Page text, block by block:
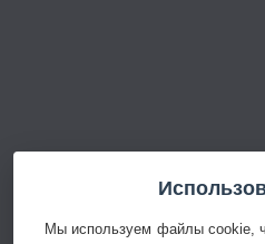
Мы используем файлы cookie,